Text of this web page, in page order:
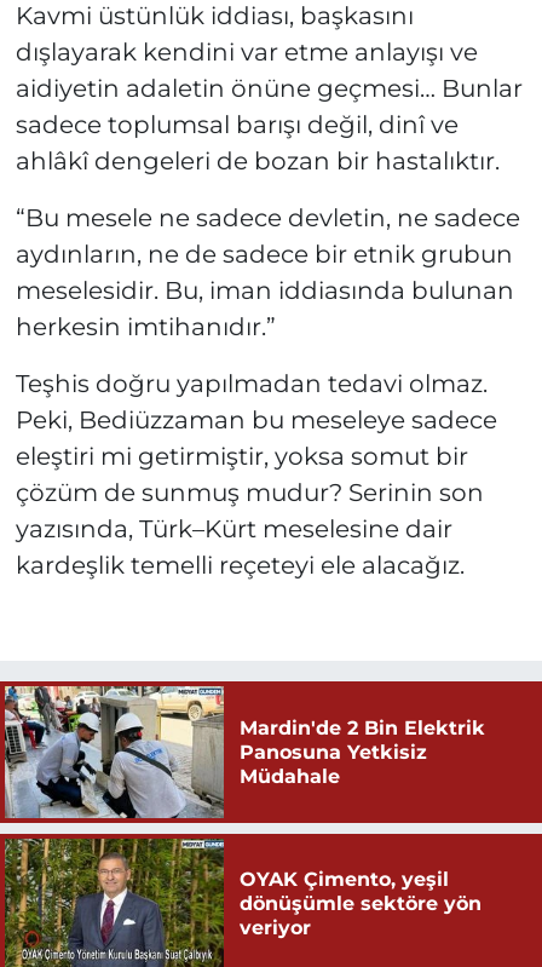
Kavmi üstünlük iddiası, başkasını
dışlayarak kendini var etme anlayışı ve
aidiyetin adaletin önüne geçmesi… Bunlar
sadece toplumsal barışı değil, dinî ve
ahlâkî dengeleri de bozan bir hastalıktır.
“Bu mesele ne sadece devletin, ne sadece
aydınların, ne de sadece bir etnik grubun
meselesidir. Bu, iman iddiasında bulunan
herkesin imtihanıdır.”
Teşhis doğru yapılmadan tedavi olmaz.
Peki, Bediüzzaman bu meseleye sadece
eleştiri mi getirmiştir, yoksa somut bir
çözüm de sunmuş mudur? Serinin son
yazısında, Türk–Kürt meselesine dair
kardeşlik temelli reçeteyi ele alacağız.
Mardin'de 2 Bin Elektrik
Panosuna Yetkisiz
Müdahale
OYAK Çimento, yeşil
dönüşümle sektöre yön
veriyor